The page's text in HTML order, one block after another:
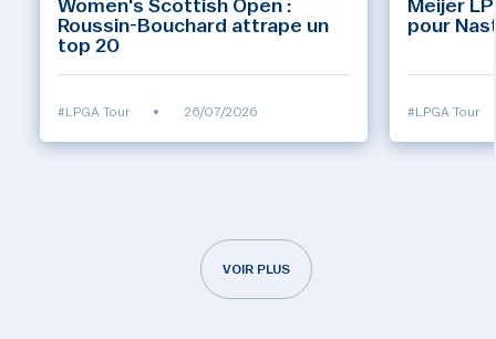
Women's Scottish Open :
Roussin-Bouchard attrape un
top 20
#LPGA Tour • 26/07/2026
Meijer
pour
#LPGA Tour
VOIR PLUS